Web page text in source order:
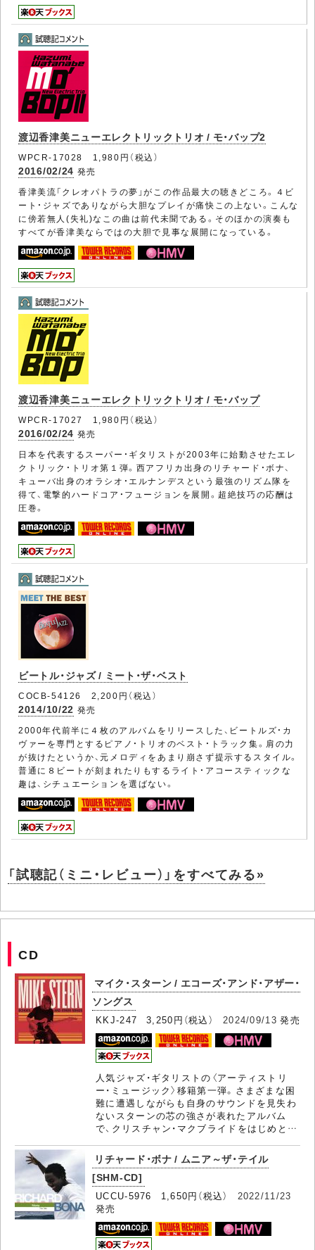
渡辺香津美ニューエレクトリックトリオ / モ・バップ2
WPCR-17028 1,980円（税込）
2016/02/24 発売
香津美流「クレオパトラの夢」がこの作品最大の聴きどころ。４ビ
ート・ジャズでありながら大胆なプレイが痛快この上ない。こんな
に傍若無人(失礼)なこの曲は前代未聞である。そのほかの演奏も
すべてが香津美ならではの大胆で見事な展開になっている。
渡辺香津美ニューエレクトリックトリオ / モ・バップ
WPCR-17027 1,980円（税込）
2016/02/24 発売
日本を代表するスーパー・ギタリストが2003年に始動させたエレ
クトリック・トリオ第１弾。西アフリカ出身のリチャード・ボナ、
キューバ出身のオラシオ・エルナンデスという最強のリズム隊を
得て、電撃的ハードコア・フュージョンを展開。超絶技巧の応酬は
圧巻。
ビートル・ジャズ / ミート・ザ・ベスト
COCB-54126 2,200円（税込）
2014/10/22 発売
2000年代前半に４枚のアルバムをリリースした、ビートルズ・カ
ヴァーを専門とするピアノ・トリオのベスト・トラック集。肩の力
が抜けたというか、元メロディをあまり崩さず提示するスタイル。
普通に８ビートが刻まれたりもするライト・アコースティックな
趣は、シチュエーションを選ばない。
「試聴記（ミニ・レビュー）」をすべてみる»
CD
マイク・スターン / エコーズ・アンド・アザー・
ソングス
KKJ-247 3,250円（税込） 2024/09/13 発売
人気ジャズ・ギタリストの〈アーティストリ
ー・ミュージック〉移籍第一弾。さまざまな困
難に遭遇しながらも自身のサウンドを見失わ
ないスターンの芯の強さが表れたアルバム
で、クリスチャン・マクブライドをはじめと…
リチャード・ボナ / ムニア～ザ・テイル
[SHM-CD]
UCCU-5976 1,650円（税込） 2022/11/23
発売